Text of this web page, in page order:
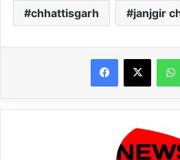
chhattisgarh janjgir